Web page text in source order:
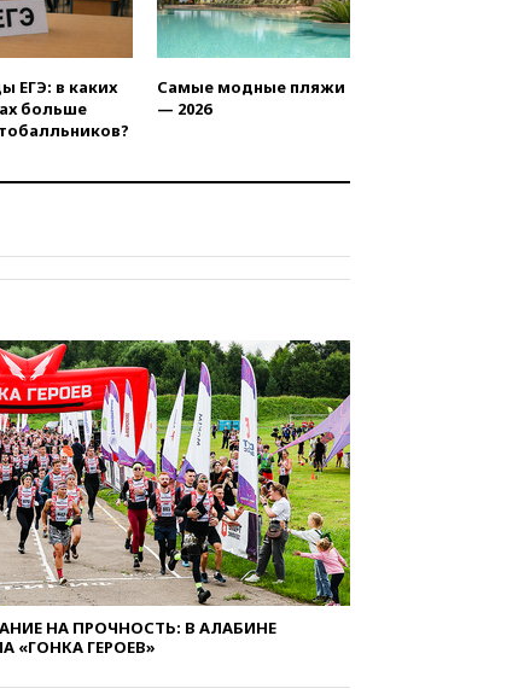
11:19
Россия рассчитывает
заключить безвизовые
соглашения с Индонезией и
Малайзией
«Ведомости»: на партию
«Яблоко» ополчились
бесплатно
признала свою вину
10:41Пашинян: Армения
понимает невозможность
одновременного членства в
ЕС и ЕАЭС
10:21ФСБ задержала более
20 сотрудников пунктов
обмена криптовалюты в
«Москве-Сити»
10:13Минтранс предлагает
тратить средства дорожных
фондов на защиту трасс от
БПЛА
09:56Хакеры нашли
ЕГЭ: в каких
больше
Самые модные пляжи
— 2026
НА ПРОЧНОСТЬ: В АЛАБИНЕ
«ГОНКА ГЕРОЕВ»